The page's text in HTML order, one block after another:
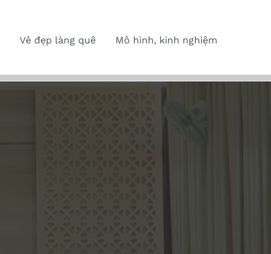
Vẻ đẹp làng quê Mô hình, kinh nghiệm